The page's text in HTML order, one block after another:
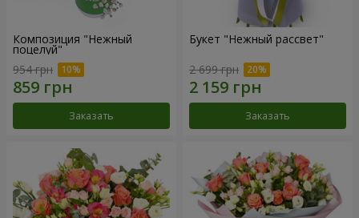
Композиция "Нежный
поцелуй"
954 грн
Заказать
Букет "Нежный рассвет"
2 699 грн
Заказать